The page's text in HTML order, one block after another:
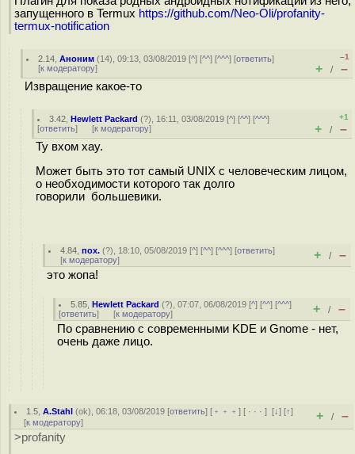
запущенного в Termux https://github.com/Neo-Oli/profanity-
termux-notification
2.14 ,Аноним (14), 09:13, 03/08/2019 [^] [^^] [^^^] [ответить]
[к модератору]
–1
+ / –
Извращение какое-то
3.42 ,Hewlett Packard (?), 16:11, 03/08/2019 [^] [^^] [^^^]
[ответить] [к модератору]
+1
+ / –
Ту вхом хау.
Может быть это тот самый UNIX с человеческим лицом,
о необходимости которого так долго
говорили большевики.
4.84 ,пох. (?), 18:10, 05/08/2019 [^] [^^] [^^^] [ответить]
[к модератору] + / –
это жопа!
5.85 ,Hewlett Packard (?), 07:07, 06/08/2019 [^] [^^] [^^^]
[ответить] [к модератору] + / –
По сравнению с современными KDE и Gnome - нет,
очень даже лицо.
1.5 ,A.Stahl (ok), 06:18, 03/08/2019 [ответить] [ ﹢﹢﹢] [ · · ·][↓] [↑]
[к модератору] + / –
>profanity